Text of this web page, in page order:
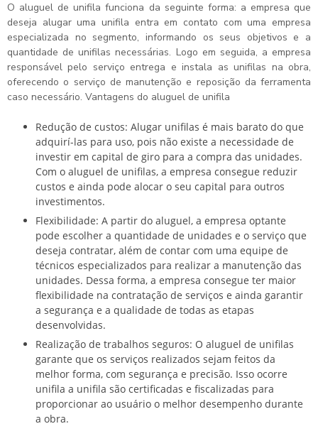
O aluguel de unifila funciona da seguinte forma: a empresa que
deseja alugar uma unifila entra em contato com uma empresa
especializada no segmento, informando os seus objetivos e a
quantidade de unifilas necessárias. Logo em seguida, a empresa
responsável pelo serviço entrega e instala as unifilas na obra,
oferecendo o serviço de manutenção e reposição da ferramenta
caso necessário. Vantagens do aluguel de unifila
Redução de custos: Alugar unifilas é mais barato do que
adquirí-las para uso, pois não existe a necessidade de
investir em capital de giro para a compra das unidades.
Com o aluguel de unifilas, a empresa consegue reduzir
custos e ainda pode alocar o seu capital para outros
investimentos.
Flexibilidade: A partir do aluguel, a empresa optante
pode escolher a quantidade de unidades e o serviço que
deseja contratar, além de contar com uma equipe de
técnicos especializados para realizar a manutenção das
unidades. Dessa forma, a empresa consegue ter maior
flexibilidade na contratação de serviços e ainda garantir
a segurança e a qualidade de todas as etapas
desenvolvidas.
Realização de trabalhos seguros: O aluguel de unifilas
garante que os serviços realizados sejam feitos da
melhor forma, com segurança e precisão. Isso ocorre
unifila a unifila são certificadas e fiscalizadas para
proporcionar ao usuário o melhor desempenho durante
a obra.